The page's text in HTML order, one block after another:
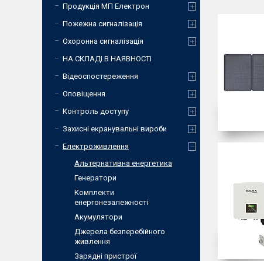
Продукція МП Електрон
Пожежна сигналізація
Охоронна сигналізація
НА СКЛАДІ В НАЯВНОСТІ
Відеоспостереження
Оповіщення
Контроль доступу
Захисні екранувальні вироби
Електроживлення
Альтернативна енергетика
Генератори
Комплекти
енергонезалежності
Акумулятори
Джерела безперебійного
живлення
Зарядні пристрої